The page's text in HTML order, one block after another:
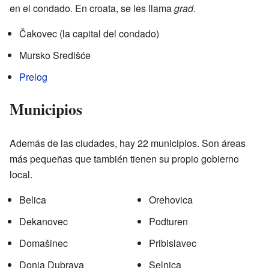
en el condado. En croata, se les llamagrad.
Čakovec (la capital del condado)
Mursko Središće
Prelog
Municipios
Además de las ciudades, hay 22 municipios. Son áreas
más pequeñas que también tienen su propio gobierno
local.
Belica
Dekanovec
Domašinec
Donja Dubrava
Orehovica
Podturen
Pribislavec
Selnica